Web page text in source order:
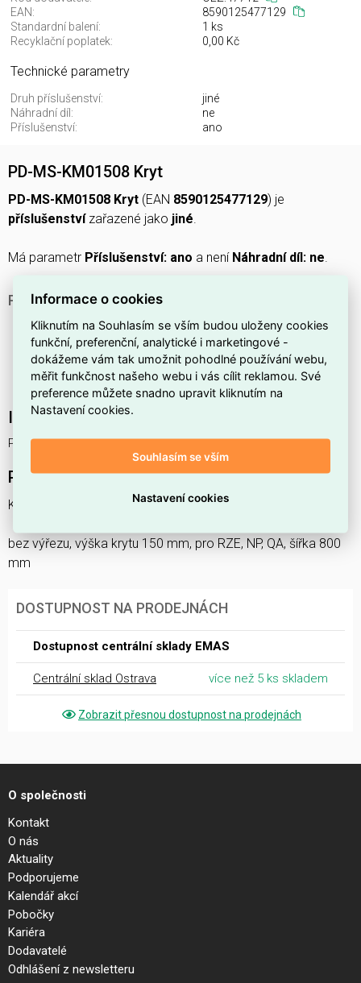
EAN:
8590125477129
Standardní balení:
1 ks
Recyklační poplatek:
0,00 Kč
Technické parametry
Druh příslušenství:
jiné
Náhradní díl:
ne
Příslušenství:
ano
PD-MS-KM01508 Kryt
PD-MS-KM01508 Kryt (EAN 8590125477129) je
příslušenstvízařazené jako jiné.
Má parametr Příslušenství: ano a není Náhradní díl: ne.
PROČ SI VYBRAT TENTO KRYT?
Tento kryt je zařazen jakojinépříslušenství, což
naznačuje, že jde o netradiční nebo doplňkové řešení
vhodné tam, kde standardní kategorie příslušenství
nepostačují.
Interní název produktu
PD-MS-KM01508 Kryt
Podrobný popis produktu
Kryt PD-MS-KM01508
bez výřezu, výška krytu 150 mm, pro RZE, NP, QA, šířka 800
mm
DOSTUPNOST NA PRODEJNÁCH
Dostupnost centrální sklady EMAS
Centrální sklad Ostrava více než 5 ks skladem
Zobrazit přesnou dostupnost na prodejnách
O společnosti
Kontakt
O nás
Aktuality
Podporujeme
Kalendář akcí
Pobočky
Kariéra
Dodavatelé
Odhlášení z newsletteru
Informace o cookies
Kliknutím na Souhlasím se vším budou uloženy cookies
funkční, preferenční, analytické i marketingové -
dokážeme vám tak umožnit pohodlné používání webu,
měřit funkčnost našeho webu i vás cílit reklamou. Své
preference můžete snadno upravit kliknutím na
Nastavení cookies.
Souhlasím se vším
Nastavení cookies